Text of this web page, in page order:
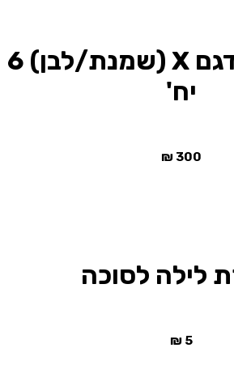
כיסוי כיסא דגם X (שמנת/לבן) 6
יח'
300
₪
לילה לסוכה
5
₪